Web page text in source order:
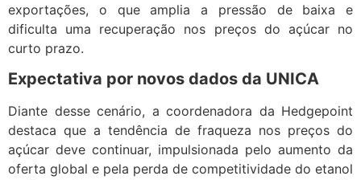
exportações, o que amplia a pressão de baixa e
dificulta uma recuperação nos preços do açúcar no
curto prazo.
Expectativa por novos dados da UNICA
Diante desse cenário, a coordenadora da Hedgepoint
destaca que a tendência de fraqueza nos preços do
açúcar deve continuar, impulsionada pelo aumento da
oferta global e pela perda de competitividade do etanol